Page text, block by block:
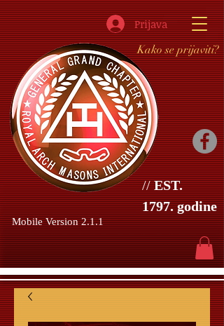
Prijava
//EST.
1797. godine
Kako se prijaviti?
Mobile Version 2.1.1